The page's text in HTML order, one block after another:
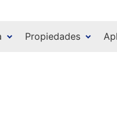
Propiedades